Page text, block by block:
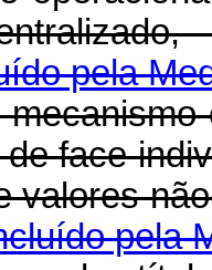
pela
face
valores
pela